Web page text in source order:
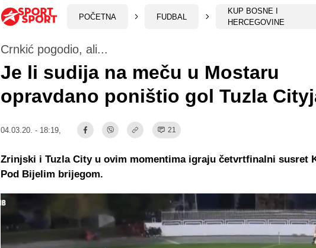
POČETNA FUDBAL
KUP BOSNE I
HERCEGOVINE
Crnkić pogodio, ali...
Je li sudija na meču u Mostaru
opravdano poništio gol Tuzla
04.03.20. - 18:19, 21
Zrinjski i Tuzla City u ovim momentima igraju četvrtfinalni susret
Pod Bijelim brijegom.